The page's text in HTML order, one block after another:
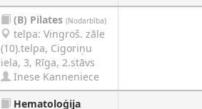
(B) Pilates (Nodarbība)
telpa: Vingroš. zāle
(10).telpa, Cigoriņu
iela, 3, Rīga, 2.stāvs
Inese Kanneniece
Hematoloģija